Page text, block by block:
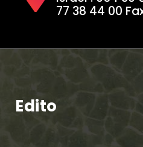
77 38 44 00
Edito